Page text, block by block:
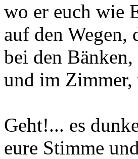
wo er euch wie
auf den
bei den
und im
Geht!... es
eure Stimme